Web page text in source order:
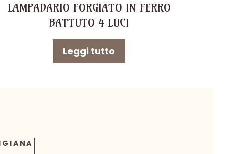
LAMPADARIO FORGIATO IN FERRO
BATTUTO 4 LUCI
Leggi tutto